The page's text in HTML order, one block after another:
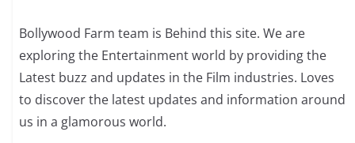
Bollywood Farm team is Behind this site. We are
exploring the Entertainment world by providing the
Latest buzz and updates in the Film industries. Loves
to discover the latest updates and information around
us in a glamorous world.